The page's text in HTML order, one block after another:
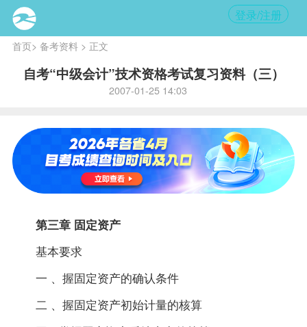
登录/注册
首页> 备考资料> 正文
自考“中级会计”技术资格考试复习资料（三）
2007-01-25 14:03
第三章 固定资产
基本要求
一 、握固定资产的确认条件
二 、握固定资产初始计量的核算